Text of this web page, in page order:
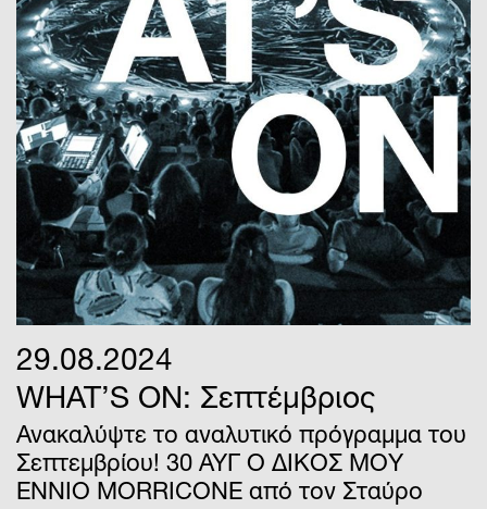
29.08.2024
WHAT’S ON: Σεπτέμβριος
Ανακαλύψτε το αναλυτικό πρόγραμμα του
Σεπτεμβρίου! 30 ΑΥΓ Ο ΔΙΚΟΣ ΜΟΥ
ENNIO MORRICONE από τον Σταύρο